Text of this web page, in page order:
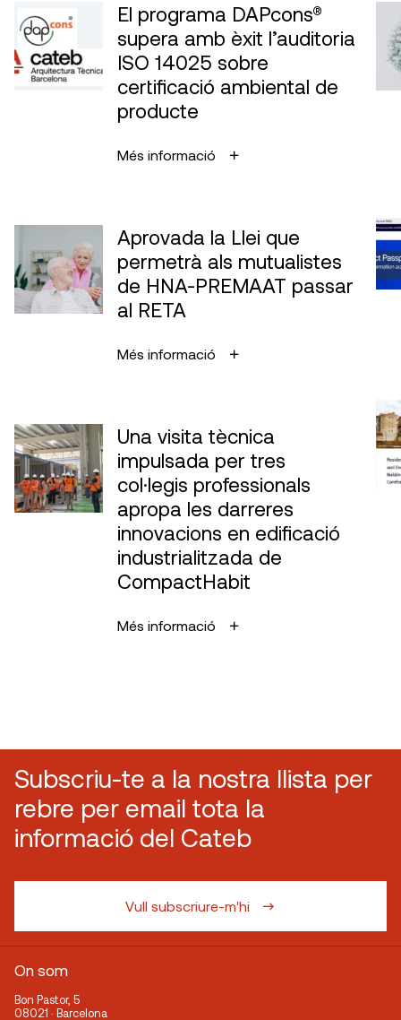
El programa DAPcons®
supera amb èxit l’auditoria
ISO 14025 sobre
certificació ambiental de
producte
Més informació
Aprovada la Llei que
permetrà als mutualistes
de HNA-PREMAAT passar
al RETA
Més informació
Una visita tècnica
impulsada per tres
col·legis professionals
apropa les darreres
innovacions en edificació
industrialitzada de
CompactHabit
Més informació
Subscriu-te a la nostra llista per
rebre per email tota la
informació del Cateb
Vull subscriure-m'hi
On som
Bon Pastor, 5
08021 · Barcelona